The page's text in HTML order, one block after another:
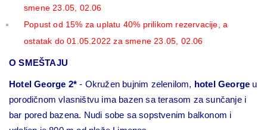
smene 23.05, 02.06
Popust od 15% za uplatu 40% prilikom rezervacije, a
ostatak do 01.05.2022 za smene 23.05, 02.06
O SMEŠTAJU
Hotel George 2* - Okružen bujnim zelenilom, hotel George u
porodičnom vlasništvu ima bazen sa terasom za sunčanje i
bar pored bazena. Nudi sobe sa sopstvenim balkonom i